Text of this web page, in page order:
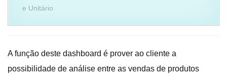
e Unitário
A função deste dashboard é prover ao cliente a
possibilidade de análise entre as vendas de produtos